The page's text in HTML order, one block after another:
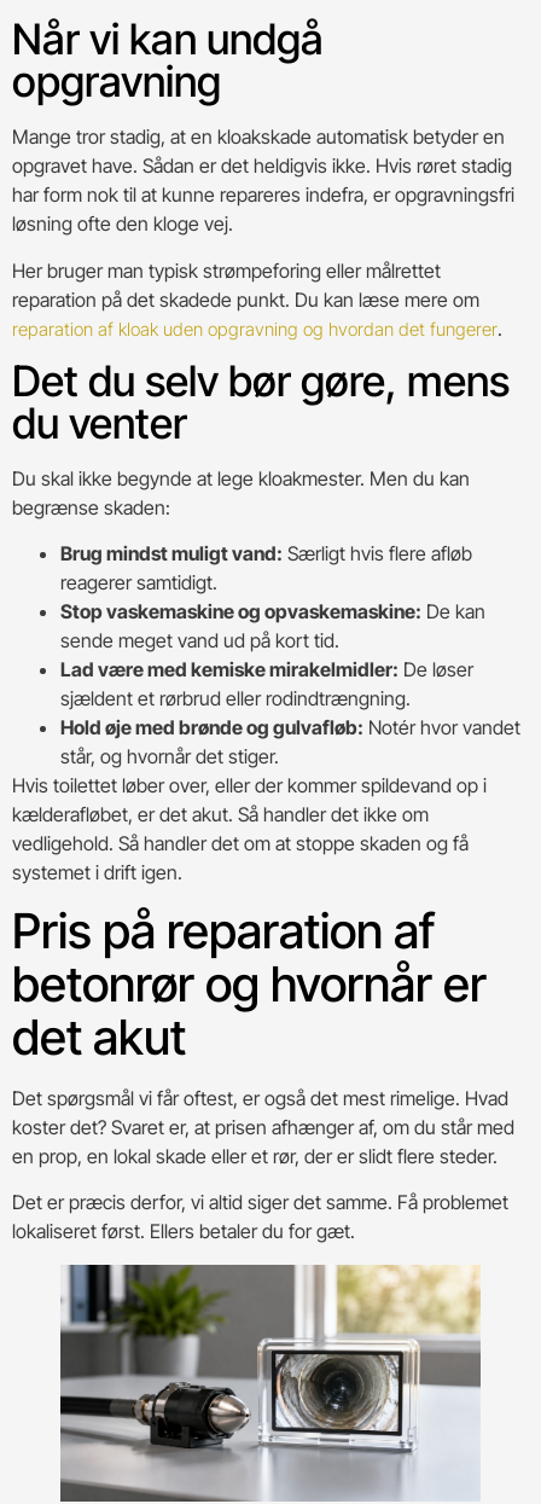
Når vi kan undgå
opgravning
Mange tror stadig, at en kloakskade automatisk betyder en
opgravet have. Sådan er det heldigvis ikke. Hvis røret stadig
har form nok til at kunne repareres indefra, er opgravningsfri
løsning ofte den kloge vej.
Her bruger man typisk strømpeforing eller målrettet
reparation på det skadede punkt. Du kan læse mere om
reparation af kloak uden opgravning og hvordan det fungerer.
Det du selv bør gøre, mens
du venter
Du skal ikke begynde at lege kloakmester. Men du kan
begrænse skaden:
Brug mindst muligt vand: Særligt hvis flere afløb
reagerer samtidigt.
Stop vaskemaskine og opvaskemaskine: De kan
sende meget vand ud på kort tid.
Lad være med kemiske mirakelmidler: De løser
sjældent et rørbrud eller rodindtrængning.
Hold øje med brønde og gulvafløb: Notér hvor vandet
står, og hvornår det stiger.
Hvis toilettet løber over, eller der kommer spildevand op i
kælderafløbet, er det akut. Så handler det ikke om
vedligehold. Så handler det om at stoppe skaden og få
systemet i drift igen.
Pris på reparation af
betonrør og hvornår er
det akut
Det spørgsmål vi får oftest, er også det mest rimelige. Hvad
koster det? Svaret er, at prisen afhænger af, om du står med
en prop, en lokal skade eller et rør, der er slidt flere steder.
Det er præcis derfor, vi altid siger det samme. Få problemet
lokaliseret først. Ellers betaler du for gæt.